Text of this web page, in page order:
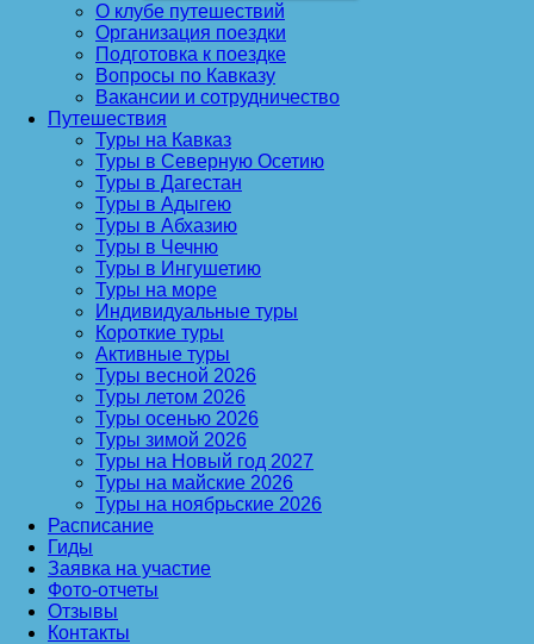
О клубе путешествий
Организация поездки
Подготовка к поездке
Вопросы по Кавказу
Вакансии и сотрудничество
Путешествия
Туры на Кавказ
Туры в Северную Осетию
Туры в Дагестан
Туры в Адыгею
Туры в Абхазию
Туры в Чечню
Туры в Ингушетию
Туры на море
Индивидуальные туры
Короткие туры
Активные туры
Туры весной 2026
Туры летом 2026
Туры осенью 2026
Туры зимой 2026
Туры на Новый год 2027
Туры на майские 2026
Туры на ноябрьские 2026
Расписание
Гиды
Заявка на участие
Фото-отчеты
Отзывы
Контакты